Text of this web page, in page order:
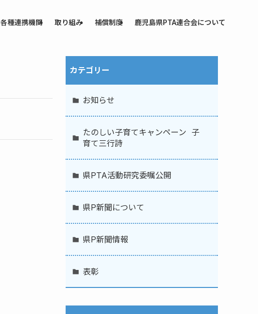
各種連携機関 取り組み 補償制度 鹿児島県PTA連合会について
カテゴリー
お知らせ
たのしい子育てキャンペーン 子
育て三行詩
県PTA活動研究委嘱公開
県P新聞について
県P新聞情報
表彰